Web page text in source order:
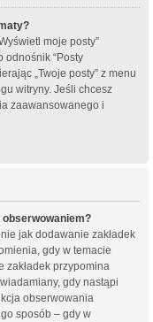
moje posty”
odnośnik “Posty
„Twoje posty” z menu
witryny. Jeśli chcesz
zaawansowanego i
obserwowaniem?
jak dodawanie zakładek
gdy w temacie
zakładek przypomina
gdy nastąpi
obserwowania
sposób – gdy w